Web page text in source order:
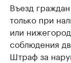
Въезд
только при
или
соблюдения
Штраф за